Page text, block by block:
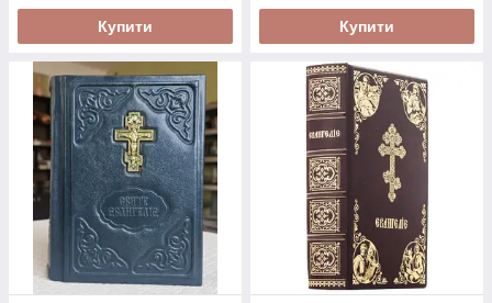
Купити Купити